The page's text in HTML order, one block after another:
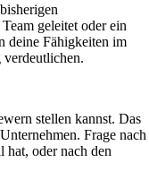
geleitet oder ein
deine Fähigkeiten im
verdeutlichen.
stellen kannst. Das
Frage nach
hat, oder nach den